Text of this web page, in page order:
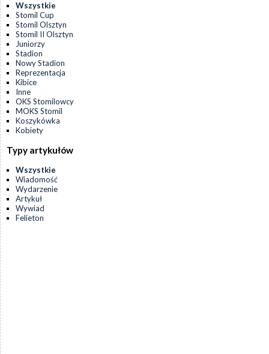
Wszystkie
Stomil Cup
Stomil Olsztyn
Stomil II Olsztyn
Juniorzy
Stadion
Nowy Stadion
Reprezentacja
Kibice
Inne
OKS Stomilowcy
MOKS Stomil
Koszykówka
Kobiety
Typy artykułów
Wszystkie
Wiadomość
Wydarzenie
Artykuł
Wywiad
Felieton